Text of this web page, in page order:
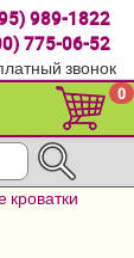
989-1822
775-06-52
звонок
0
кроватки